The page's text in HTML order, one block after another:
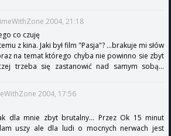
2004, 21:18
co czuję
z kina. Jaki był film "Pasja"? ...brakuje mi słów
na temat którego chyba nie powinno sie zbyt
trzeba się zastanowić nad samym sobą...
2004, 17:56
dla mnie zbyt brutalny... Przez Ok 15 minut
uszy ale dla ludi o mocnych nerwach jest